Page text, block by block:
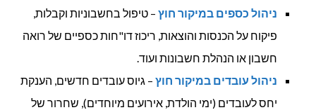
ניהול כספים במיקור חוץ – טיפול בחשבוניות וקבלות,
פיקוח על הכנסות והוצאות, ריכוז דו"חות כספיים של רואה
חשבון או הנהלת חשבונות ועוד.
ניהול עובדים במיקור חוץ – גיוס עובדים חדשים, הענקת
יחס לעובדים (ימי הולדת, אירועים מיוחדים), שחרור של